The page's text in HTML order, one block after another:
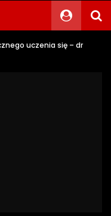
uczenia się – dr